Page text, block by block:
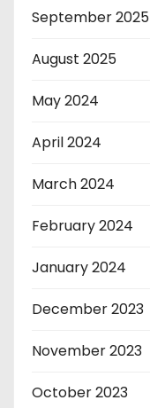
September 2025
August 2025
May 2024
April 2024
March 2024
February 2024
January 2024
December 2023
November 2023
October 2023